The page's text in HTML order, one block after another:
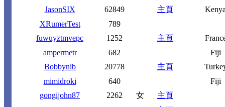
JasonSIX
62849 主頁
XRumerTest
789
fuwuyztmvepc
1252 主頁
ampermetr
682
Fiji
Bobbynib
20778 主頁
mimidroki
640
Fiji
gongijohn87
2262 女
主頁